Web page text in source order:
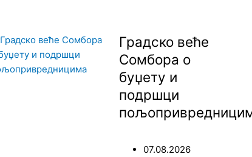
Градско веће
Сомбора о
буџету и
подршци
07.08.2026